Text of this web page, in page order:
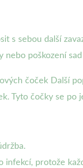
s sebou další
nebo poškození
čoček Další
Tyto čočky se
infekcí, protože